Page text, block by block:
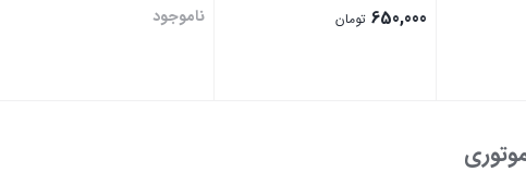
650,000 تومان ناموجود